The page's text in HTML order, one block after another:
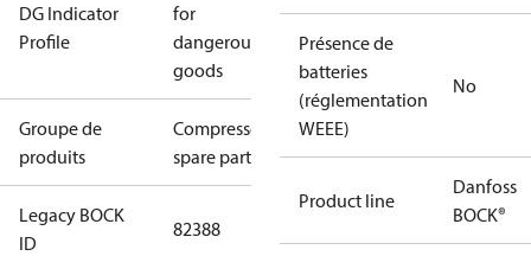
DG Indicator
Profile
for
dangerous
goods
Groupe de
produits
Compressors
spare parts
Legacy BOCK
ID
82388
Présence de
batteries
(réglementation
WEEE)
No
Product line
Danfoss
BOCK®